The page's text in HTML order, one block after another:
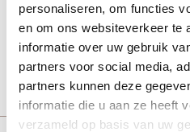
personaliseren, om functies
en om ons websiteverkeer te
informatie over uw gebruik
partners voor social media,
partners kunnen deze
informatie die u aan ze heeft
verzameld op basis van uw
5 werkdagen